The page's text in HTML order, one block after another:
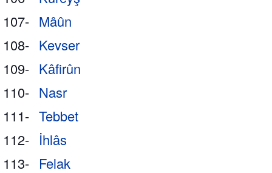
107- Mâûn
108- Kevser
109- Kâfirûn
110- Nasr
111- Tebbet
112- İhlâs
113- Felak